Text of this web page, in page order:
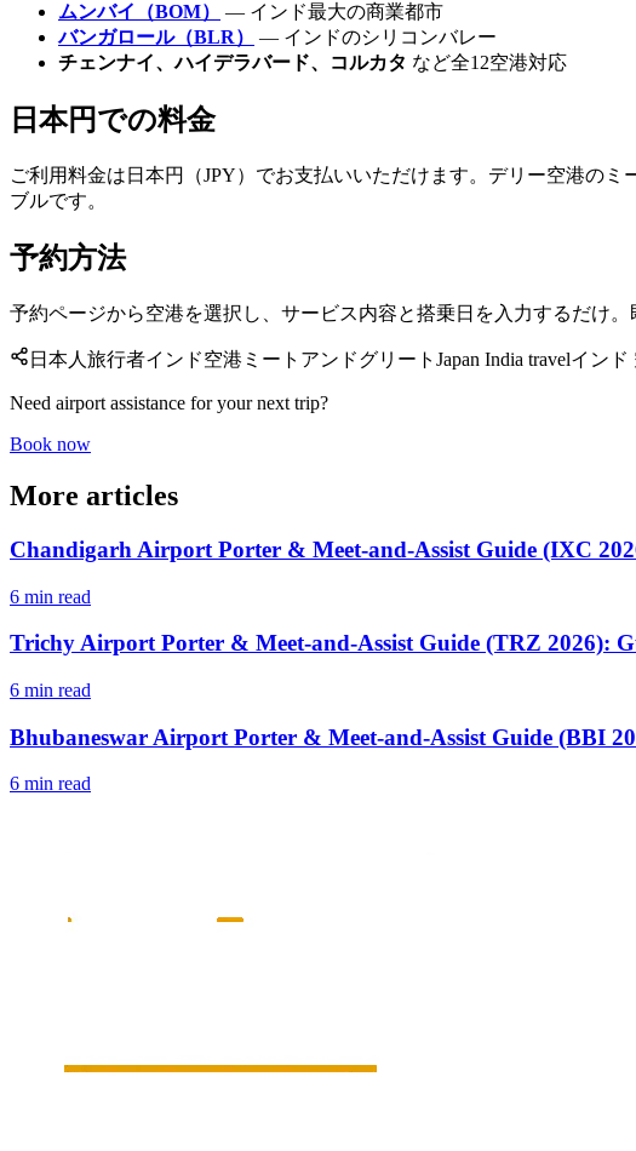
ムンバイ（BOM）
— インド最大の商業都市
バンガロール（BLR）
— インドのシリコンバレー
チェンナイ、ハイデラバード、コルカタ など全12空港対応
日本円での料金
ご利用料金は日本円（JPY）でお支払いいただけます。デリー空港の
ブルです。
予約方法
予約ページから空港を選択し、サービス内容と搭乗日を入力するだけ
日本人旅行者インド空港 ミートアンドグリート Japan India travelインド
Need airport assistance for your next trip?
Book now
More articles
Chandigarh Airport Porter & Meet-and-Assist Guide (IXC
6 min read
Trichy Airport Porter & Meet-and-Assist Guide (TRZ 2026):
6 min read
Bhubaneswar Airport Porter & Meet-and-Assist Guide (BBI
6 min read